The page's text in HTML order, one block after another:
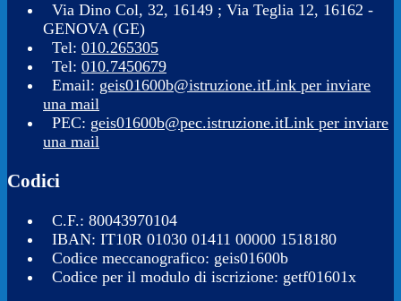
Via Dino Col, 32, 16149 ; Via Teglia 12, 16162 -
GENOVA (GE)
Tel: 010.265305
Tel: 010.7450679
Email: geis01600b@istruzione.itLink per inviare
una mail
PEC: geis01600b@pec.istruzione.itLink per inviare
una mail
Codici
C.F.: 80043970104
IBAN: IT10R 01030 01411 00000 1518180
Codice meccanografico: geis01600b
Codice per il modulo di iscrizione: getf01601x